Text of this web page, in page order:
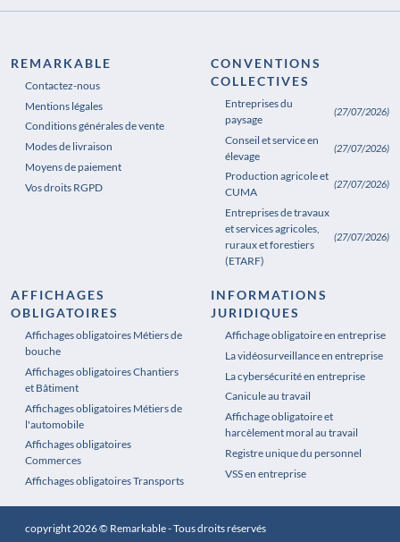
REMARKABLE
Contactez-nous
Mentions légales
Conditions générales de vente
Modes de livraison
Moyens de paiement
Vos droits RGPD
CONVENTIONS
COLLECTIVES
Entreprises du
paysage
(27/07/2026)
Conseil et service en
élevage
(27/07/2026)
Production agricole et
CUMA
(27/07/2026)
Entreprises de travaux
et services agricoles,
ruraux et forestiers
(ETARF)
(27/07/2026)
AFFICHAGES
OBLIGATOIRES
Affichages obligatoires Métiers de
bouche
Affichages obligatoires Chantiers
et Bâtiment
Affichages obligatoires Métiers de
l'automobile
Affichages obligatoires
Commerces
Affichages obligatoires Transports
Affichages obligatoires Pharmacie
INFORMATIONS
JURIDIQUES
Affichage obligatoire en entreprise
La vidéosurveillance en entreprise
La cybersécurité en entreprise
Canicule au travail
Affichage obligatoire et
harcèlement moral au travail
Registre unique du personnel
VSS en entreprise
copyright 2026 © Remarkable - Tous droits réservés